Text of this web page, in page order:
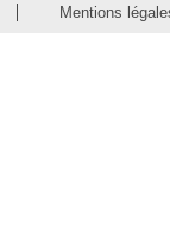
Mentions